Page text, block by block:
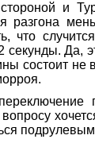
и
разгона
что
Да,
состоит не